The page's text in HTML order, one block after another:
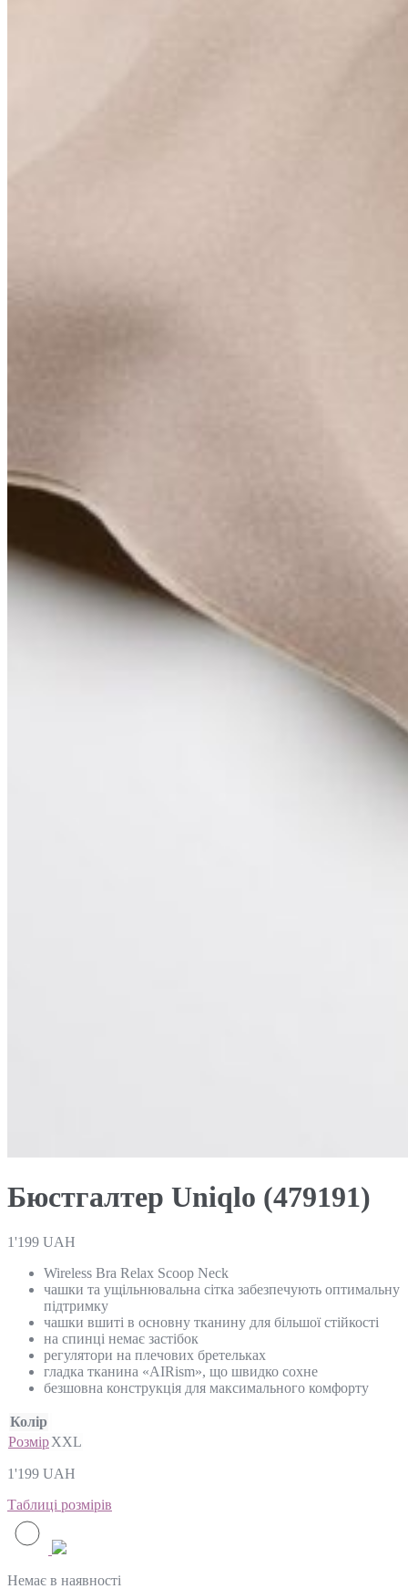
Бюстгалтер Uniqlo (479191)
1'199 UAH
Wireless Bra Relax Scoop Neck
чашки та ущільнювальна сітка забезпечують оптимальну
підтримку
чашки вшиті в основну тканину для більшої стійкості
на спинці немає застібок
регулятори на плечових бретельках
гладка тканина «AIRism», що швидко сохне
безшовна конструкція для максимального комфорту
Колір
РозмірXXL
1'199 UAH
Таблиці розмірів
Немає в наявності